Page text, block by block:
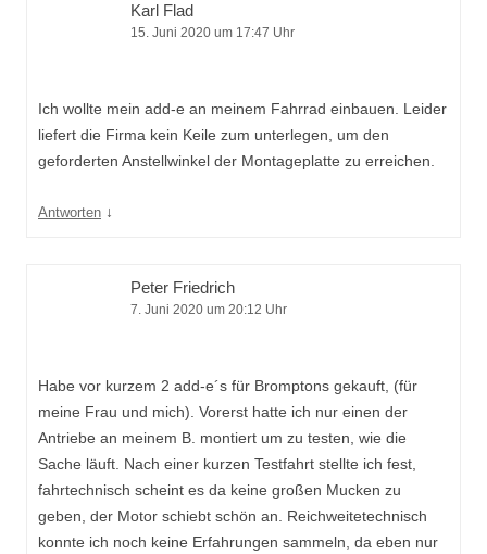
Karl Flad
15. Juni 2020 um 17:47 Uhr
Ich wollte mein add-e an meinem Fahrrad einbauen. Leider
liefert die Firma kein Keile zum unterlegen, um den
geforderten Anstellwinkel der Montageplatte zu erreichen.
Antworten ↓
Peter Friedrich
7. Juni 2020 um 20:12 Uhr
Habe vor kurzem 2 add-e´s für Bromptons gekauft, (für
meine Frau und mich). Vorerst hatte ich nur einen der
Antriebe an meinem B. montiert um zu testen, wie die
Sache läuft. Nach einer kurzen Testfahrt stellte ich fest,
fahrtechnisch scheint es da keine großen Mucken zu
geben, der Motor schiebt schön an. Reichweitetechnisch
konnte ich noch keine Erfahrungen sammeln, da eben nur